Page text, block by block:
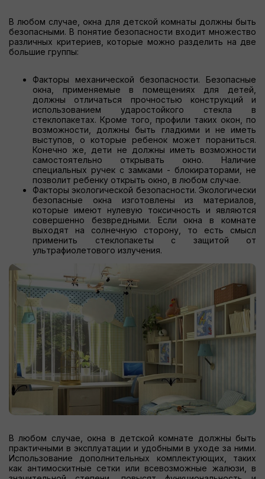
В любом случае, окна для детской комнаты должны быть
безопасными. В понятие безопасности входит множество
различных критериев, которые можно разделить на две
большие группы:
Факторы механической безопасности. Безопасные
окна, применяемые в помещениях для детей,
должны отличаться прочностью конструкций и
использованием ударостойкого стекла в
стеклопакетах. Кроме того, профили таких окон, по
возможности, должны быть гладкими и не иметь
выступов, о которые ребенок может пораниться.
Конечно же, дети не должны иметь возможности
самостоятельно открывать окно. Наличие
специальных ручек с замками - блокираторами, не
позволит ребенку открыть окно, в любом случае.
Факторы экологической безопасности. Экологически
безопасные окна изготовлены из материалов,
которые имеют нулевую токсичность и являются
совершенно безвредными. Если окна в комнате
выходят на солнечную сторону, то есть смысл
применить стеклопакеты с защитой от
ультрафиолетового излучения.
В любом случае, окна в детской комнате должны быть
практичными в эксплуатации и удобными в уходе за ними.
Использование дополнительных комплектующих, таких
как антимоскитные сетки или всевозможные жалюзи, в